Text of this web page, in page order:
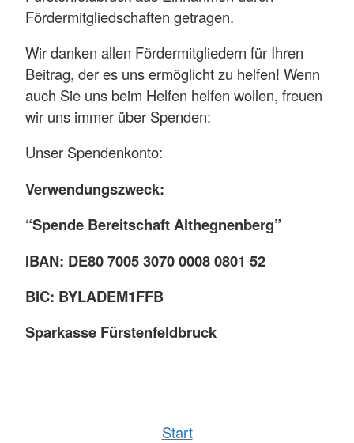
Fördermitgliedschaften getragen.
Wir danken allen Fördermitgliedern für Ihren
Beitrag, der es uns ermöglicht zu helfen! Wenn
auch Sie uns beim Helfen helfen wollen, freuen
wir uns immer über Spenden:
Unser Spendenkonto:
Verwendungszweck:
“Spende Bereitschaft Althegnenberg”
IBAN: DE80 7005 3070 0008 0801 52
BIC: BYLADEM1FFB
Sparkasse Fürstenfeldbruck
Start